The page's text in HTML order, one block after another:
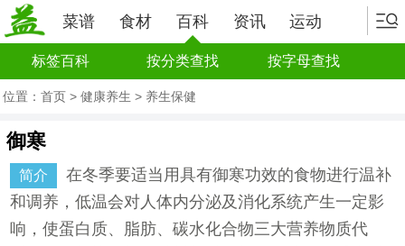
菜谱 食材 百科 资讯 运动
标签百科 按分类查找 按字母查找
位置： 首页 > 健康养生 > 养生保健
御寒
简介
在冬季要适当用具有御寒功效的食物进行温补
和调养，低温会对人体内分泌及消化系统产生一定影
响，使蛋白质、脂肪、碳水化合物三大营养物质代